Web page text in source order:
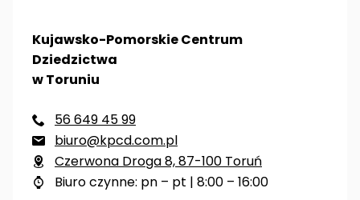
Kujawsko-Pomorskie Centrum
Dziedzictwa
w Toruniu
 56 649 45 99
 biuro@kpcd.com.pl
 Czerwona Droga 8, 87-100 Toruń
 Biuro czynne: pn – pt | 8:00 – 16:00